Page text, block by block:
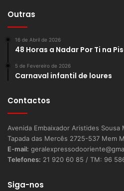
Outras
16 de Abril de 2026
48 Horas a Nadar Por Ti na
5 de Fevereiro de 2026
Carnaval infantil de loures
Contactos
Avenida Embaixador Aristides Sousa
Tapada das Mercês 2725-537 Mem
E-mail:
Telefones: 21 920 60 85 / TM: 96
Siga-nos